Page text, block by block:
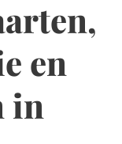
en
in